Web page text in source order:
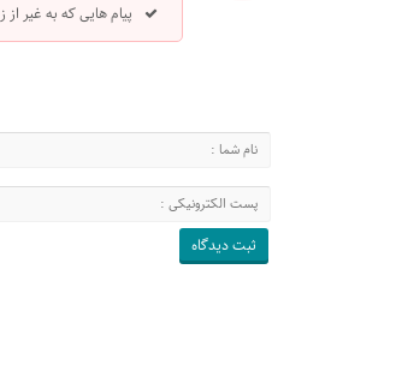
پیام هایی که به غیر